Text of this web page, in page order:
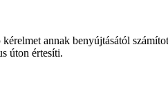
annak benyújtásától
úton értesíti.